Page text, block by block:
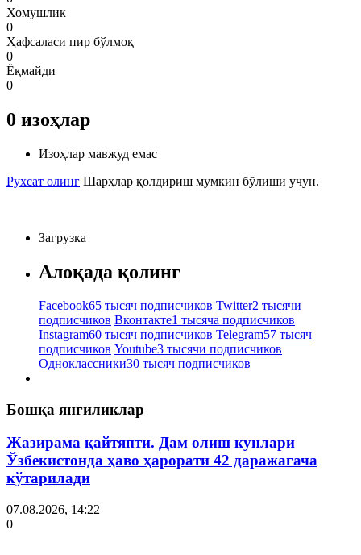
Хомушлик
0
Ҳафсаласи пир бўлмоқ
0
Ёқмайди
0
0 изоҳлар
Изоҳлар мавжуд емас
Рухсат олинг Шарҳлар қолдириш мумкин бўлиши учун.
Загрузка
Алоқада қолинг
Facebook65 тысяч подписчиков Twitter2 тысячи
подписчиков Вконтакте1 тысяча подписчиков
Instagram60 тысяч подписчиков Telegram57 тысяч
подписчиков Youtube3 тысячи подписчиков
Одноклассники30 тысяч подписчиков
Бошқа янгиликлар
Жазирама қайтяпти. Дам олиш кунлари
Ўзбекистонда ҳаво ҳарорати 42 даражагача
кўтарилади
07.08.2026, 14:22
0